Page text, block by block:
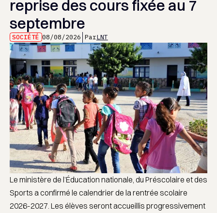
reprise des cours fixée au 7
septembre
SOCIÉTÉ 08/08/2026 ParLNT
Le ministère de l’Éducation nationale, du Préscolaire et des
Sports a confirmé le calendrier de la rentrée scolaire
2026-2027. Les élèves seront accueillis progressivement